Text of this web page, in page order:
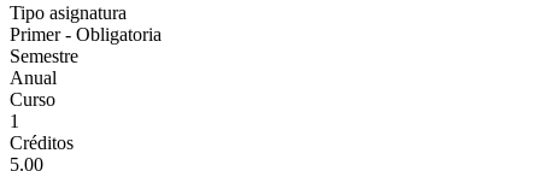
Tipo asignatura
Primer - Obligatoria
Semestre
Anual
Curso
1
Créditos
5.00